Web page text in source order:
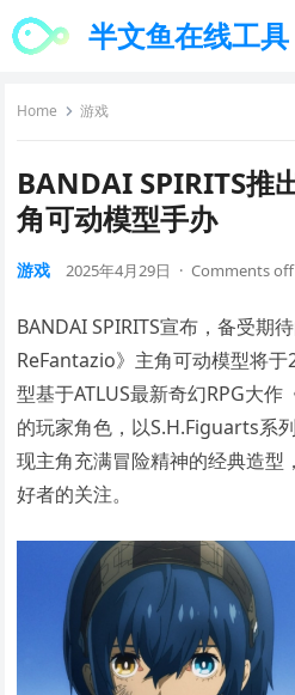
半文鱼在线工具
Home 游戏
BANDAI SPIRITS推
角可动模型手办
游戏 2025年4月29日 · Comments off
BANDAI SPIRITS宣布，备受期
ReFantazio》主角可动模型将
型基于ATLUS最新奇幻RPG大作
的玩家角色，以S.H.Figuarts系
现主角充满冒险精神的经典造型
好者的关注。